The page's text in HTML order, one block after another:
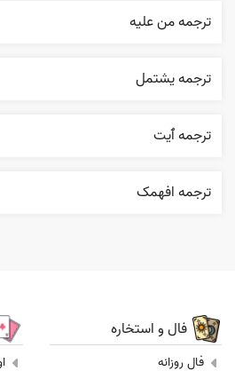
ترجمه من عليه
ترجمه يشتمل
ترجمه ٱیت
ترجمه افهمک
فال و استخاره
فال روزانه